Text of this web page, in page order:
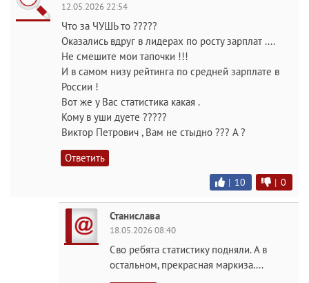
12.05.2026 22:54
Что за ЧУШЬ то ?????
Оказались вдруг в лидерах по росту зарплат ....
Не смешите мои тапочки !!!
И в самом низу рейтинга по средней зарплате в
России !
Вот же у Вас статистика какая .
Кому в уши дуете ?????
Виктор Петрович , Вам не стыдно ??? А ?
Ответить
| 10 | 0
Станислава
18.05.2026 08:40
Сво ребята статистику подняли. А в
остальном, прекрасная маркиза....